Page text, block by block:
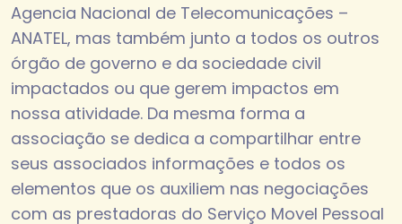
Agencia Nacional de Telecomunicações –
ANATEL, mas também junto a todos os outros
órgão de governo e da sociedade civil
impactados ou que gerem impactos em
nossa atividade. Da mesma forma a
associação se dedica a compartilhar entre
seus associados informações e todos os
elementos que os auxiliem nas negociações
com as prestadoras do Serviço Movel Pessoal